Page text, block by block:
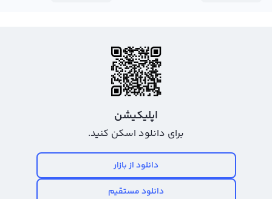
اپلیکیشن
برای دانلود اسکن کنید.
دانلود از بازار
دانلود مستقیم